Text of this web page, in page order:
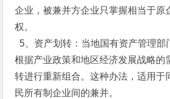
企业，被兼并方企业只掌握相当于原
权。
5、资产划转：当地国有资产管理部
根据产业政策和地区经济发展战略的
转进行重新组合。这种办法，适用于
民所有制企业间的兼并。